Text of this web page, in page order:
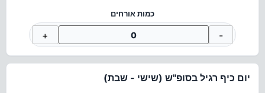
כמות אורחים
-
+
יום כיף רגיל בסופ"ש (שישי - שבת)